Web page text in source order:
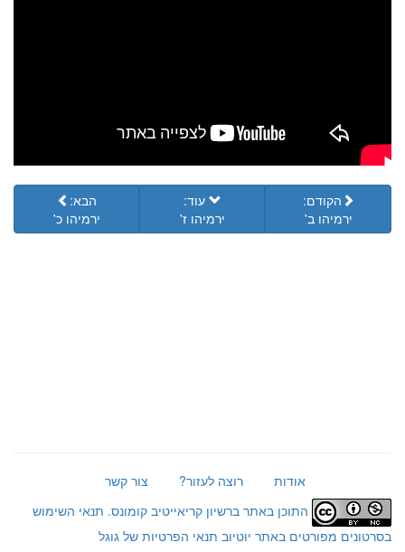
הקודם:
ירמיהו ב'
עוד:
ירמיהו ז'
הבא:
ירמיהו כ'
אודות רוצה לעזור?
צור קשר
התוכן באתר ברשיון קריאייטיב קומונס. תנאי השימוש
בסרטונים מפורטים באתר יוטיוב תנאי הפרטיות של גוגל